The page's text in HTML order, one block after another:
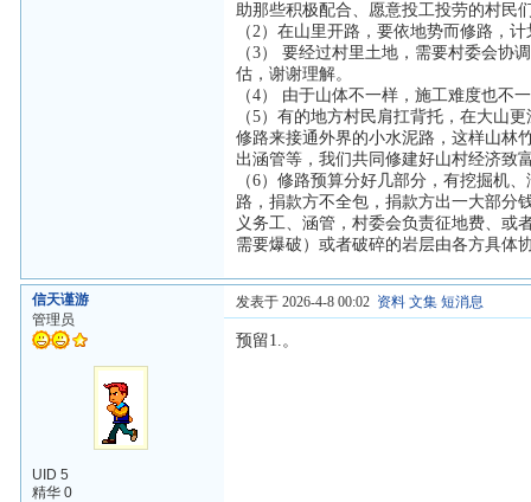
助那些积极配合、愿意投工投劳的村民
（2）在山里开路，要依地势而修路，
（3） 要经过村里土地，需要村委会协
估，谢谢理解。
（4） 由于山体不一样，施工难度也不
（5）有的地方村民肩扛背托，在大山
修路来接通外界的小水泥路，这样山林
出涵管等，我们共同修建好山村经济致
（6）修路预算分好几部分，有挖掘机
路，捐款方不全包，捐款方出一大部分
义务工、涵管，村委会负责征地费、或
需要爆破）或者破碎的岩层由各方具体
信天谨游
管理员
UID 5
精华 0
发表于 2026-4-8 00:02 资料 文集 短消息
预留1.。